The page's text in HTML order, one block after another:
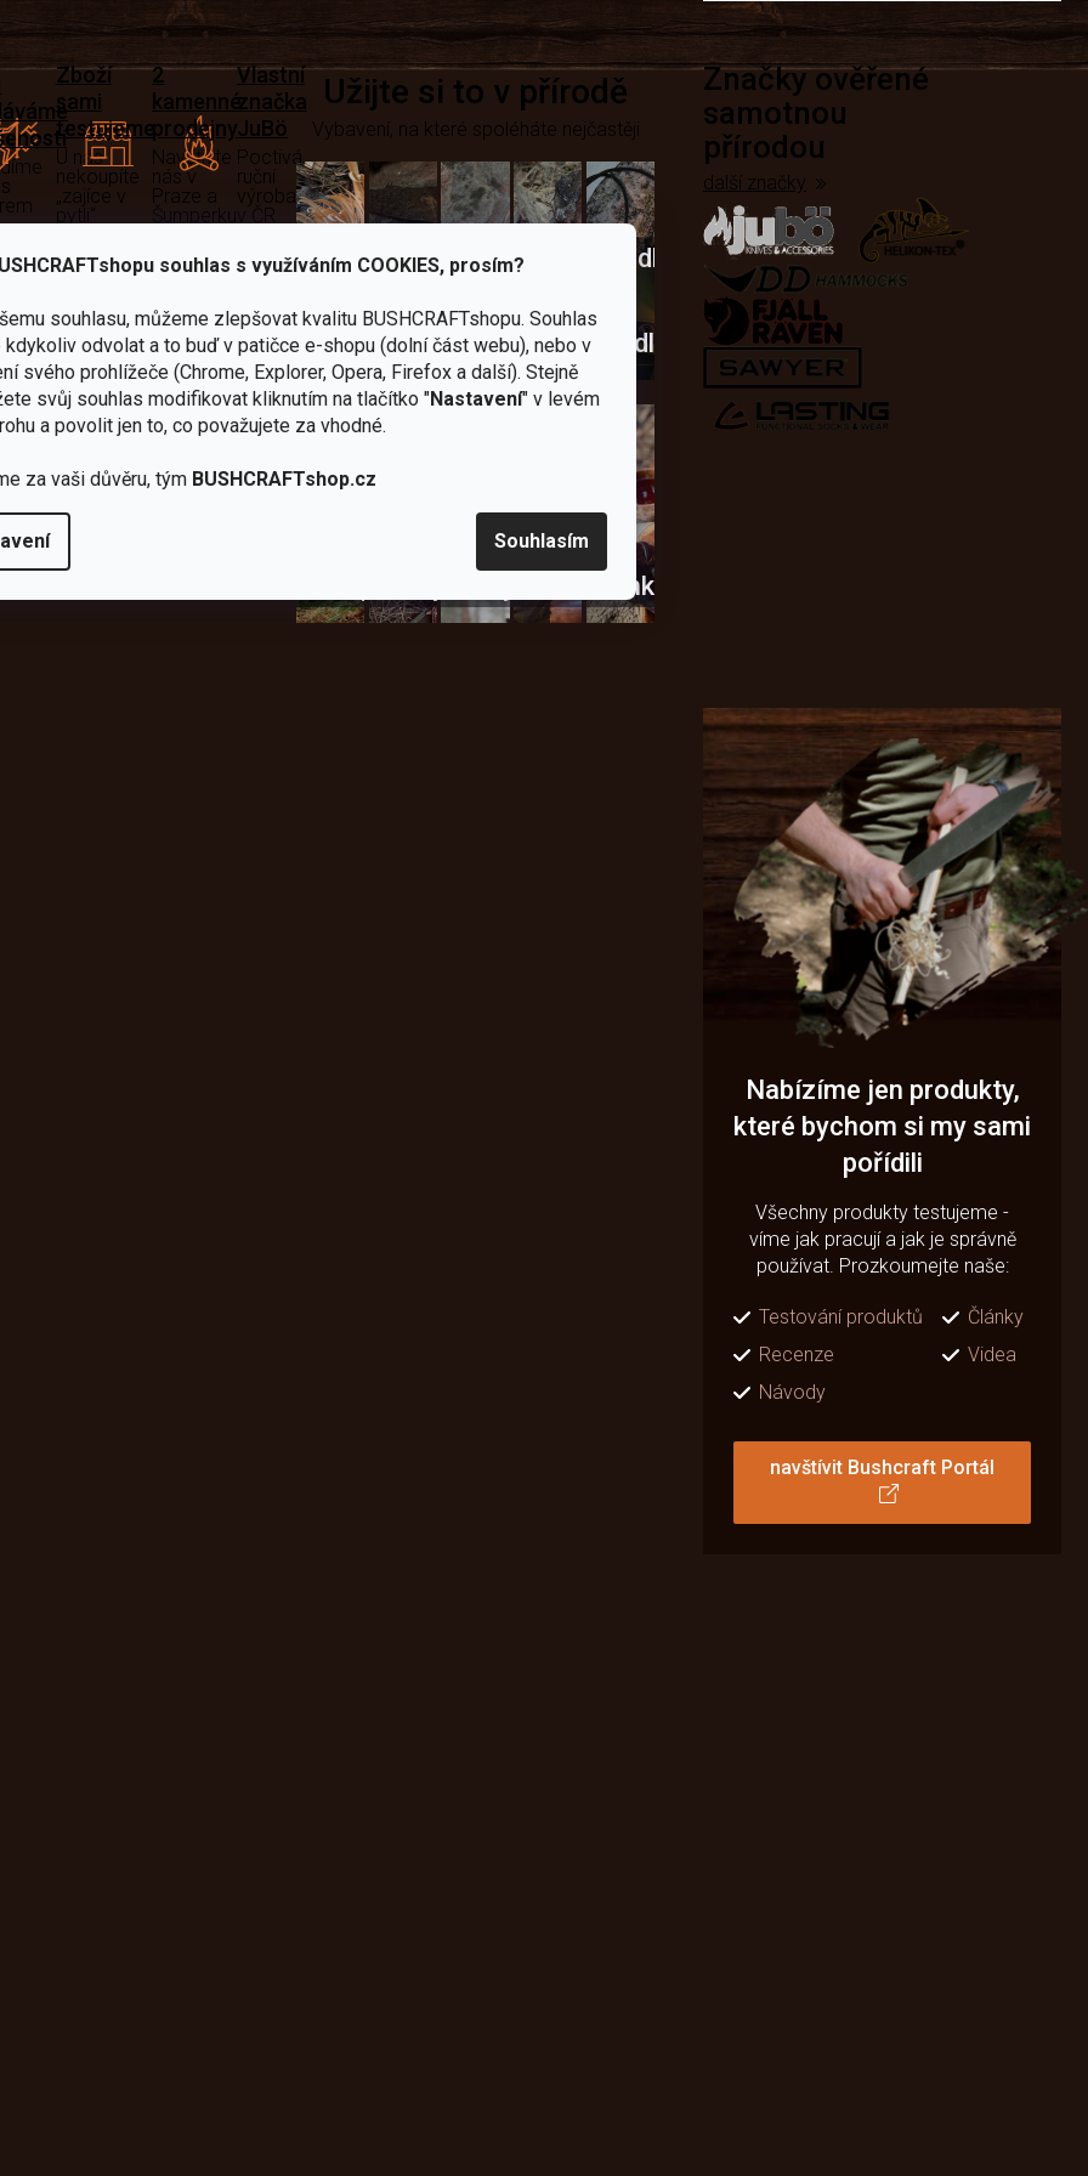
souhlas s využíváním COOKIES, prosím?
souhlasu, můžeme zlepšovat kvalitu BUSHCRAFTshopu. Souhlas
kdykoliv odvolat a to buď v patičce e-shopu (dolní část webu), nebo v
svého prohlížeče (Chrome, Explorer, Opera, Firefox a další). Stejně
svůj souhlas modifikovat kliknutím na tlačítko "Nastavení" v levém
a povolit jen to, co považujete za vhodné.
za vaši důvěru, tým BUSHCRAFTshop.cz
Souhlasím
Zboží
sami
testujeme
U nás
nekoupíte
„zajíce v
pytli“
2
kamenné
prodejny
Navštivte
nás v
Praze a
Šumperku
Vlastní
značka
JuBö
Poctivá
ruční
výroba
v ČR
skvělé výhody
Užijte si to v přírodě
Vybavení, na které spoléháte nejčastěji
NožeSekery
Vařiče
kartušeNádobí
Křesadla
škrtadla
Novinky
Značky ověřené
samotnou
přírodou
další značky
Nabízíme jen produkty,
které bychom si my sami
pořídili
Všechny produkty testujeme -
víme jak pracují a jak je správně
používat. Prozkoumejte naše:
Testování produktů
Články
Recenze
Videa
Návody
navštívit Bushcraft Portál